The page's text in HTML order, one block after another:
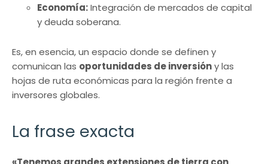
Economía:Integración de mercados de capital
y deuda soberana.
Es, en esencia, un espacio donde se definen y
comunican las oportunidades de inversióny las
hojas de ruta económicas para la región frente a
inversores globales.
La frase exacta